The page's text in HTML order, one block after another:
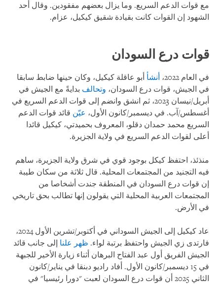
مع قوات الدعم السريع. وما يزال بعضهم مفقودين. وقال أحد
الشهود إن القوات كانت بقيادة شقيق كيكيل، عزام.
قوات درع السودان
في العام 2022، أنشأ أبو عاقلة كيكيل، وكان حينها ضابط سابقا
في الجيش، قوات درع السودان، وتحالف بدايةً مع الجيش في
أبريل/نيسان 2023، ثم انشق وانضم إلى قوات الدعم السريع في
أغسطس/آب. في ديسمبر/كانون الأول، عيّن قائد قوات الدعم
السريع محمد حمدان دقلو، المعروف بحميدتي، كيكيل قائدا
أعلى لقوات الدعم السريع في ولاية الجزيرة.
منذئذ، احتفظ كيكل بوجود قوي في شرق ولاية الجزيرة، ساهم
فيه التجنيد من المجتمعات المحلية. قال ثلاثة من سكان طيبة
إن قوات درع السودان في المنطقة جندت أشخاصا من
المجتمعات العربية المحلية التي يقولون إنها تطالب بحق تاريخي
في الأرض.
عاد كيكيل إلى الجيش السوداني في أكتوبر/تشرين الأول 2024،
فارتدى زي الجيش واحتفظ برتبة لواء. ظهر علنا ​​إلى جانب قائد
الجيش الفريق أول عبد الفتاح البرهان أثناء زيارة الأخير للجبهة
في 15 ديسمبر/كانون الأول. أفاد راديو دبنقا في يناير/كانون
الثاني 2025 أن قوات درع السودان لعبت "دورا رئيسيا" في